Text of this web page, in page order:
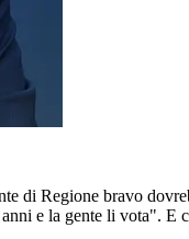
di Regione bravo
e la gente li vota".